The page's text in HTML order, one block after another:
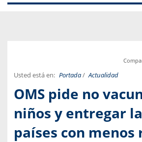
Usted está en: Portada/ Actualidad
OMS pide no
niños y entregar
países con menos